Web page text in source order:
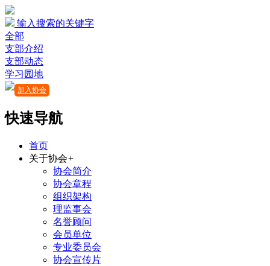
输入搜索的关键字
全部
支部介绍
支部动态
学习园地
加入协会
快速导航
首页
关于协会+
协会简介
协会章程
组织架构
理监事会
名誉顾问
会员单位
专业委员会
协会宣传片